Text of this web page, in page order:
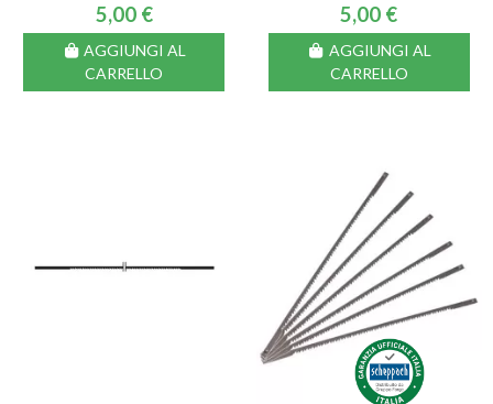
5,00 €
AGGIUNGI AL
CARRELLO
5,00 €
AGGIUNGI AL
CARRELLO